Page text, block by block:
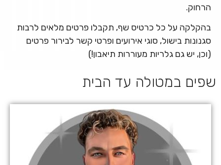
הרחוק.
בהקלקה על כל כרטיס שף, תקבלו פרטים מלאים לרבות
סגנונות בישול, סוגי אירועים ופרטי קשר לבירור פרטים
(וכן, יש גם גלריות מעוררות תיאבון!)
שפים במטולה עד הבית